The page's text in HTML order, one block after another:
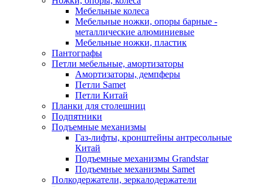
Мебельные колеса
Мебельные ножки, опоры барные -
металлические алюминиевые
Мебельные ножки, пластик
Пантографы
Петли мебельные, амортизаторы
Амортизаторы, демпферы
Петли Samet
Петли Китай
Планки для столешниц
Подпятники
Подъемные механизмы
Газ-лифты, кронштейны антресольные
Китай
Подъемные механизмы Grandstar
Подъемные механизмы Samet
Полкодержатели, зеркалодержатели